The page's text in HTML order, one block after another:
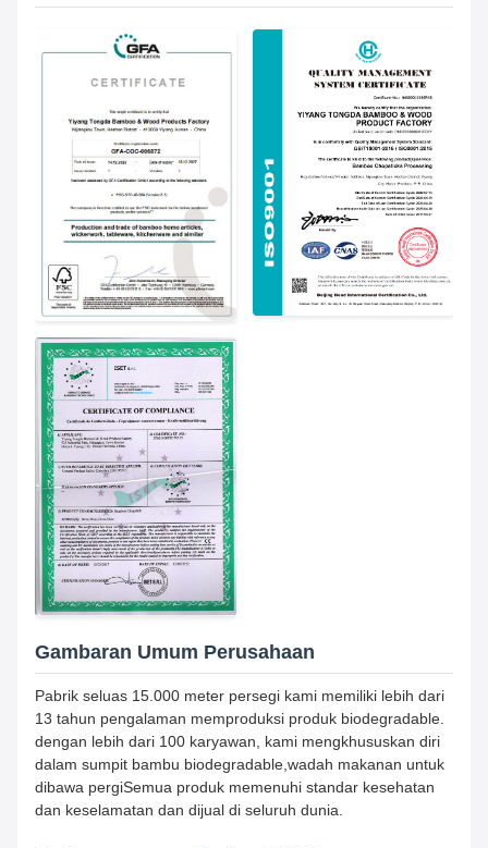
Gambaran Umum Perusahaan
Pabrik seluas 15.000 meter persegi kami memiliki lebih dari
13 tahun pengalaman memproduksi produk biodegradable.
dengan lebih dari 100 karyawan, kami mengkhususkan diri
dalam sumpit bambu biodegradable,wadah makanan untuk
dibawa pergiSemua produk memenuhi standar kesehatan
dan keselamatan dan dijual di seluruh dunia.